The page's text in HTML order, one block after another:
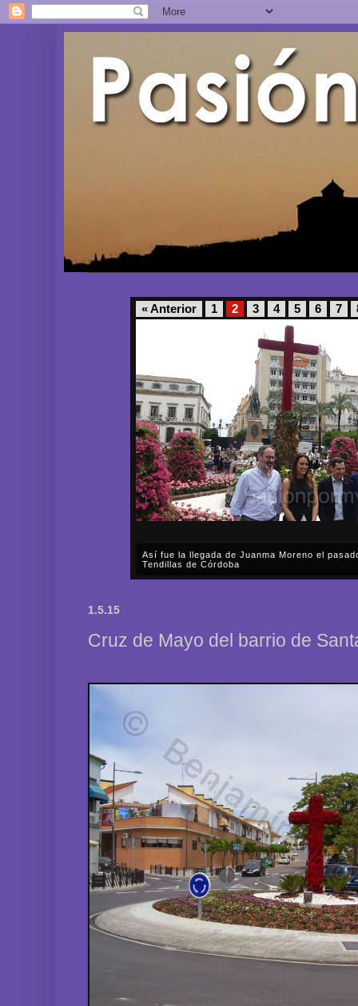
« Anterior 1 2 3 4 5 6 7
Así fue la llegada de Juanma Moreno el
Tendillas de Córdoba
1.5.15
Cruz de Mayo del barrio de